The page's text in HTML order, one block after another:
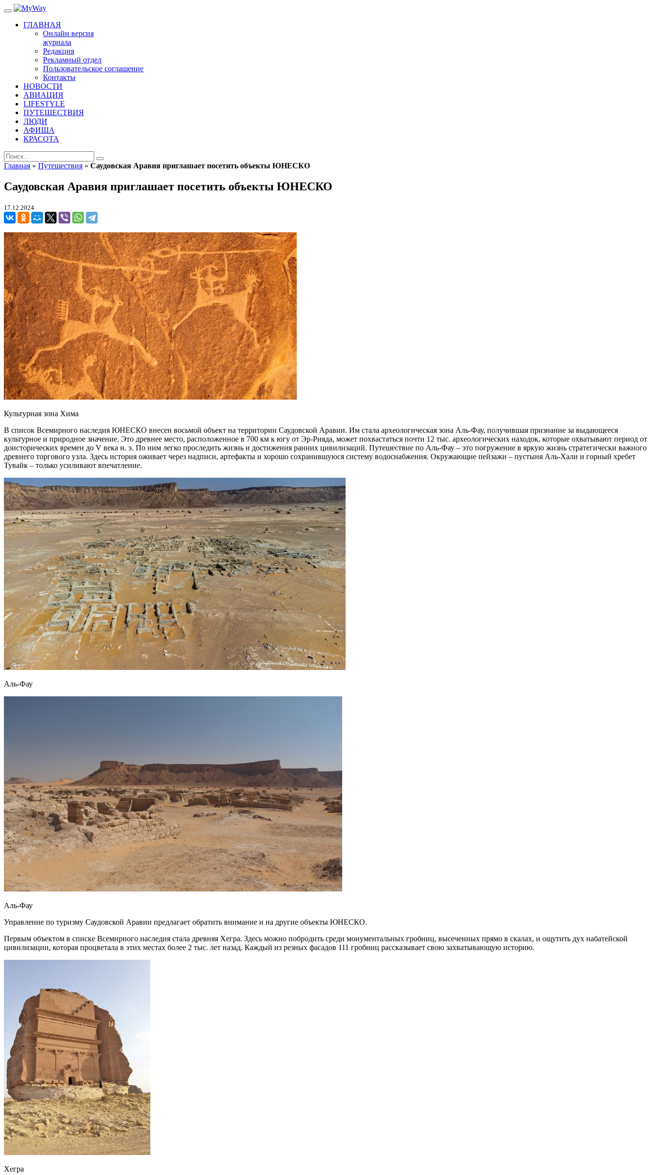
ГЛАВНАЯ
Онлайн версия
журнала
Редакция
Рекламный отдел
Пользовательское соглашение
Контакты
НОВОСТИ
АВИАЦИЯ
LIFESTYLE
ПУТЕШЕСТВИЯ
ЛЮДИ
АФИША
КРАСОТА
Главная » Путешествия » Саудовская Аравия приглашает посетить объекты ЮНЕСКО
Саудовская Аравия приглашает посетить объекты ЮНЕСКО
17.12.2024
Культурная зона Хима
В список Всемирного наследия ЮНЕСКО внесен восьмой объект на территории Саудовской Аравии. Им стала археологическая зона Аль-Фау, получившая признание за выдающееся
культурное и природное значение. Это древнее место, расположенное в 700 км к югу от Эр-Рияда, может похвастаться почти 12 тыс. археологических находок, которые охватывают период от
доисторических времен до V века н. э. По ним легко проследить жизнь и достижения ранних цивилизаций. Путешествие по Аль-Фау – это погружение в яркую жизнь стратегически важного
древнего торгового узла. Здесь история оживает через надписи, артефакты и хорошо сохранившуюся систему водоснабжения. Окружающие пейзажи – пустыня Аль-Хали и горный хребет
Тувайк – только усиливают впечатление.
Аль-Фау
Аль-Фау
Управление по туризму Саудовской Аравии предлагает обратить внимание и на другие объекты ЮНЕСКО.
Первым объектом в списке Всемирного наследия стала древняя Хегра. Здесь можно побродить среди монументальных гробниц, высеченных прямо в скалах, и ощутить дух набатейской
цивилизации, которая процветала в этих местах более 2 тыс. лет назад. Каждый из резных фасадов 111 гробниц рассказывает свою захватывающую историю.
Хегра